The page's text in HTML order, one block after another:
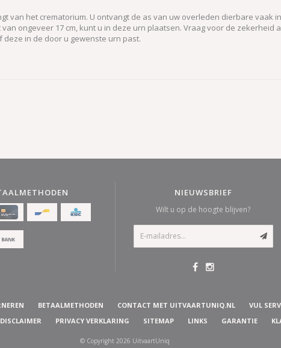
van het crematorium. U ontvangt de as van uw overleden dierbare vaak
ongeveer 17 cm, kunt u in deze urn plaatsen. Vraag voor de zekerheid
in de door u gewenste urn past.
NIEUWSBRIEF
Wilt u op de hoogte blijven?
BETAALMETHODEN CONTACT MET UITVAARTUNIQ.NL VUL
DISCLAIMER PRIVACY VERKLARING SITEMAP LINKS GARANTIE
© Copyright 2026 UitvaartUniq